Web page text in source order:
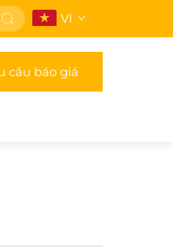
VI
cầu báo giá